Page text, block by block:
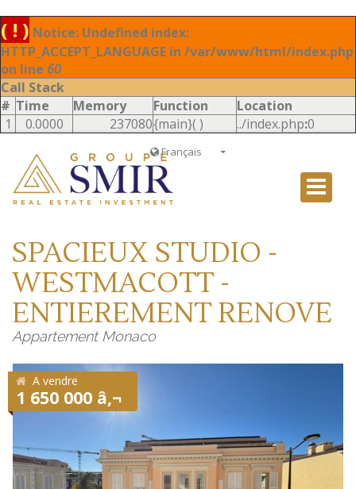
( ! ) Notice: Undefined index:
HTTP_ACCEPT_LANGUAGE in /var/www/html/index.php
on line 60
Call Stack
# Time Memory Function
Location
1
0.0000 237080{main}( ) ../index.php:0
Français
Italiano
SPACIEUX STUDIO -
WESTMACOTT -
ENTIEREMENT RENOVE
Appartement Monaco
A vendre
1 650 000 â‚¬